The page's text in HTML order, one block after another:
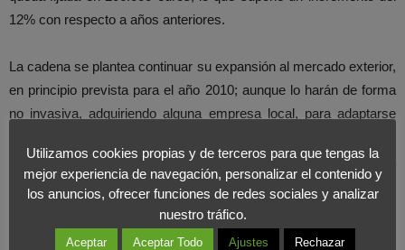
12% con respecto a años anteriores.
La cadena se plantea continuar su expansión al mercado exterior,
en principio prevista para el año 2010; aunque lo harán de forma
no invasiva, adquiriendo alguna empresa local, para adaptarse
Internacional de Marketing seguimos muy de cerca a esta
compañía por sus lecciones de saber hacer y por ello estamos
seguros de que es el camino a seguir para asegurarse bien antes
de lanzarse a su aventura internacional.
Utilizamos cookies propias y de terceros para que tengas la
mejor experiencia de navegación, personalizar el contenido y
los anuncios, ofrecer funciones de redes sociales y analizar
nuestro tráfico.
Aceptar Aceptar Todo Ajustes Rechazar